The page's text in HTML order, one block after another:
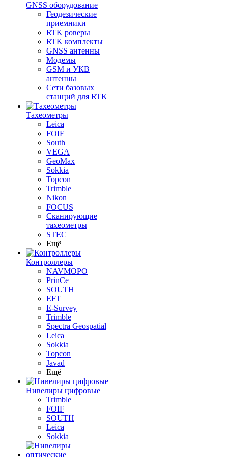
GNSS оборудование
Геодезические
приемники
RTK роверы
RTK комплекты
GNSS антенны
Модемы
GSM и УКВ
антенны
Сети базовых
станций для RTK
Тахеометры
Leica
FOIF
South
VEGA
GeoMax
Sokkia
Topcon
Trimble
Nikon
FOCUS
Сканирующие
тахеометры
STEC
Ещё
Контроллеры
NAVMOPO
PrinCe
SOUTH
EFT
E-Survey
Trimble
Spectra Geospatial
Leica
Sokkia
Topcon
Javad
Ещё
Нивелиры цифровые
Trimble
FOIF
SOUTH
Leica
Sokkia